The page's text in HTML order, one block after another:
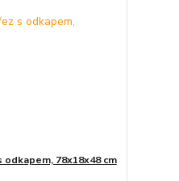
78x18x48 cm